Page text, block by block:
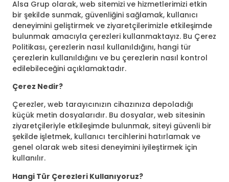
Alsa Grup olarak, web sitemizi ve hizmetlerimizi etkin
bir şekilde sunmak, güvenliğini sağlamak, kullanıcı
deneyimini geliştirmek ve ziyaretçilerimizle etkileşimde
bulunmak amacıyla çerezleri kullanmaktayız. Bu Çerez
Politikası, çerezlerin nasıl kullanıldığını, hangi tür
çerezlerin kullanıldığını ve bu çerezlerin nasıl kontrol
edilebileceğini açıklamaktadır.
Çerez Nedir?
Çerezler, web tarayıcınızın cihazınıza depoladığı
küçük metin dosyalarıdır. Bu dosyalar, web sitesinin
ziyaretçileriyle etkileşimde bulunmak, siteyi güvenli bir
şekilde işletmek, kullanıcı tercihlerini hatırlamak ve
genel olarak web sitesi deneyimini iyileştirmek için
kullanılır.
Hangi Tür Çerezleri Kullanıyoruz?